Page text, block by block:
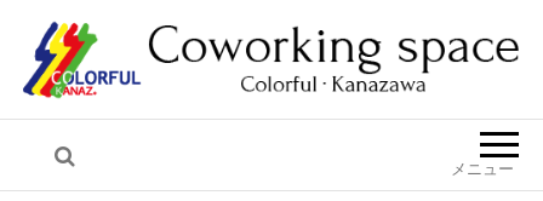
コワーキング カラフル・金沢
メニュー